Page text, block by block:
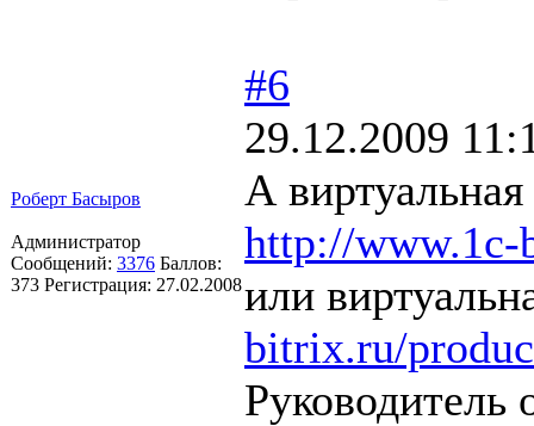
Роберт Басыров
Администратор
Сообщений: 3376 Баллов:
373 Регистрация: 27.02.2008
#6
29.12.2009
А
http://www.1c-
или
bitrix.ru/
Руководитель